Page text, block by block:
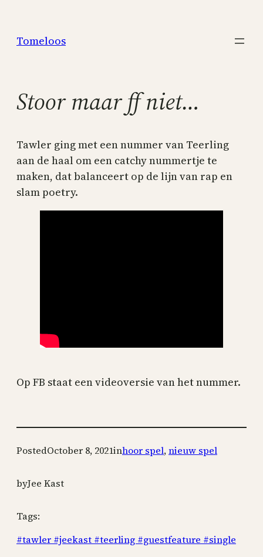
content
Tomeloos
Stoor maar ff niet…
Tawler ging met een nummer van Teerling
aan de haal om een catchy nummertje te
maken, dat balanceert op de lijn van rap en
slam poetry.
Op FB staat een videoversie van het nummer.
PostedOctober 8, 2021inhoor spel, nieuw spel
byJee Kast
Tags:
#tawler #jeekast #teerling #guestfeature #single